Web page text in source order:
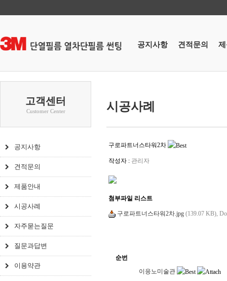
공지사항 견적문의
고객센터
Customer Center
공지사항
견적문의
제품안내
시공사례
자주묻는질문
질문과답변
이용약관
시공사례
구로파트너스타워2차
작성자 : 관리자
첨부파일 리스트
구로파트너스타워2차.jpg (139.07 KB),
순번
이응노미술관